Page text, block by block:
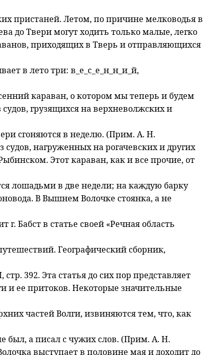
пристаней. Летом, по причине мелководья в
до Твери могут ходить только малые, легко
приходящих в Тверь и отправляющихся
в лето три: в_е_с_е_н_н_и_й,
караван, о котором мы теперь и будем
судов, грузящихся на верхневолжских и
сгоняются в неделю. (Прим. А. Н.
судов, нагруженных на рогачевских и других
Этот караван, как и все прочие, от
лошадьми в две недели; на каждую барку
В Вышнем Волочке стоянка, а не
г. Бабст в статье своей «Речная область
Географический сборник,
392. Эта статья до сих пор представляет
и ее притоков. Некоторые значительные
частей Волги, извиняются тем, что, как
был, а писал с чужих слов. (Прим. А. Н.
выступает в половине мая и доходит до